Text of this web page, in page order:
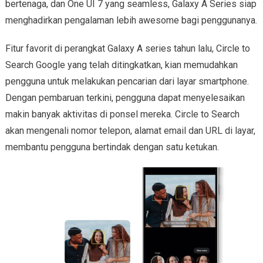
bertenaga, dan One UI 7 yang seamless, Galaxy A Series siap
menghadirkan pengalaman lebih awesome bagi penggunanya.
Fitur favorit di perangkat Galaxy A series tahun lalu, Circle to
Search Google yang telah ditingkatkan, kian memudahkan
pengguna untuk melakukan pencarian dari layar smartphone.
Dengan pembaruan terkini, pengguna dapat menyelesaikan
makin banyak aktivitas di ponsel mereka. Circle to Search
akan mengenali nomor telepon, alamat email dan URL di layar,
membantu pengguna bertindak dengan satu ketukan.